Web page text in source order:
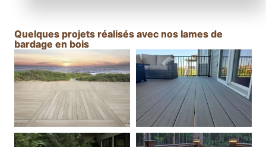
C
o
p
i
e
Quelques projets réalisés avec nos lames de
bardage en bois